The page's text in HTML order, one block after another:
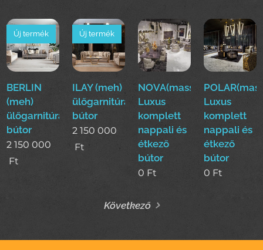
BERLIN
(meh)
ülőgarnitúra
bútor
Új termék
2 150 000
Ft
ILAY (meh)
ülőgarnitúra
bútor
Új termék
2 150 000
Ft
NOVA(mass)
Luxus
komplett
nappali és
étkező
bútor
0 Ft
Luxus
komplett
nappali és
étkező
bútor
0 Ft
Következő